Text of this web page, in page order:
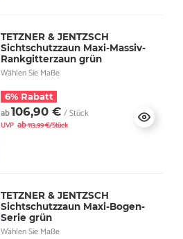
TETZNER & JENTZSCH
Sichtschutzzaun Maxi-Massiv-
Rankgitterzaun grün
Wählen Sie Maße
6% Rabatt
ab106,90 € / Stück
UVP ab113,99 €/Stück
TETZNER & JENTZSCH
Sichtschutzzaun Maxi-Bogen-
Serie grün
Wählen Sie Maße